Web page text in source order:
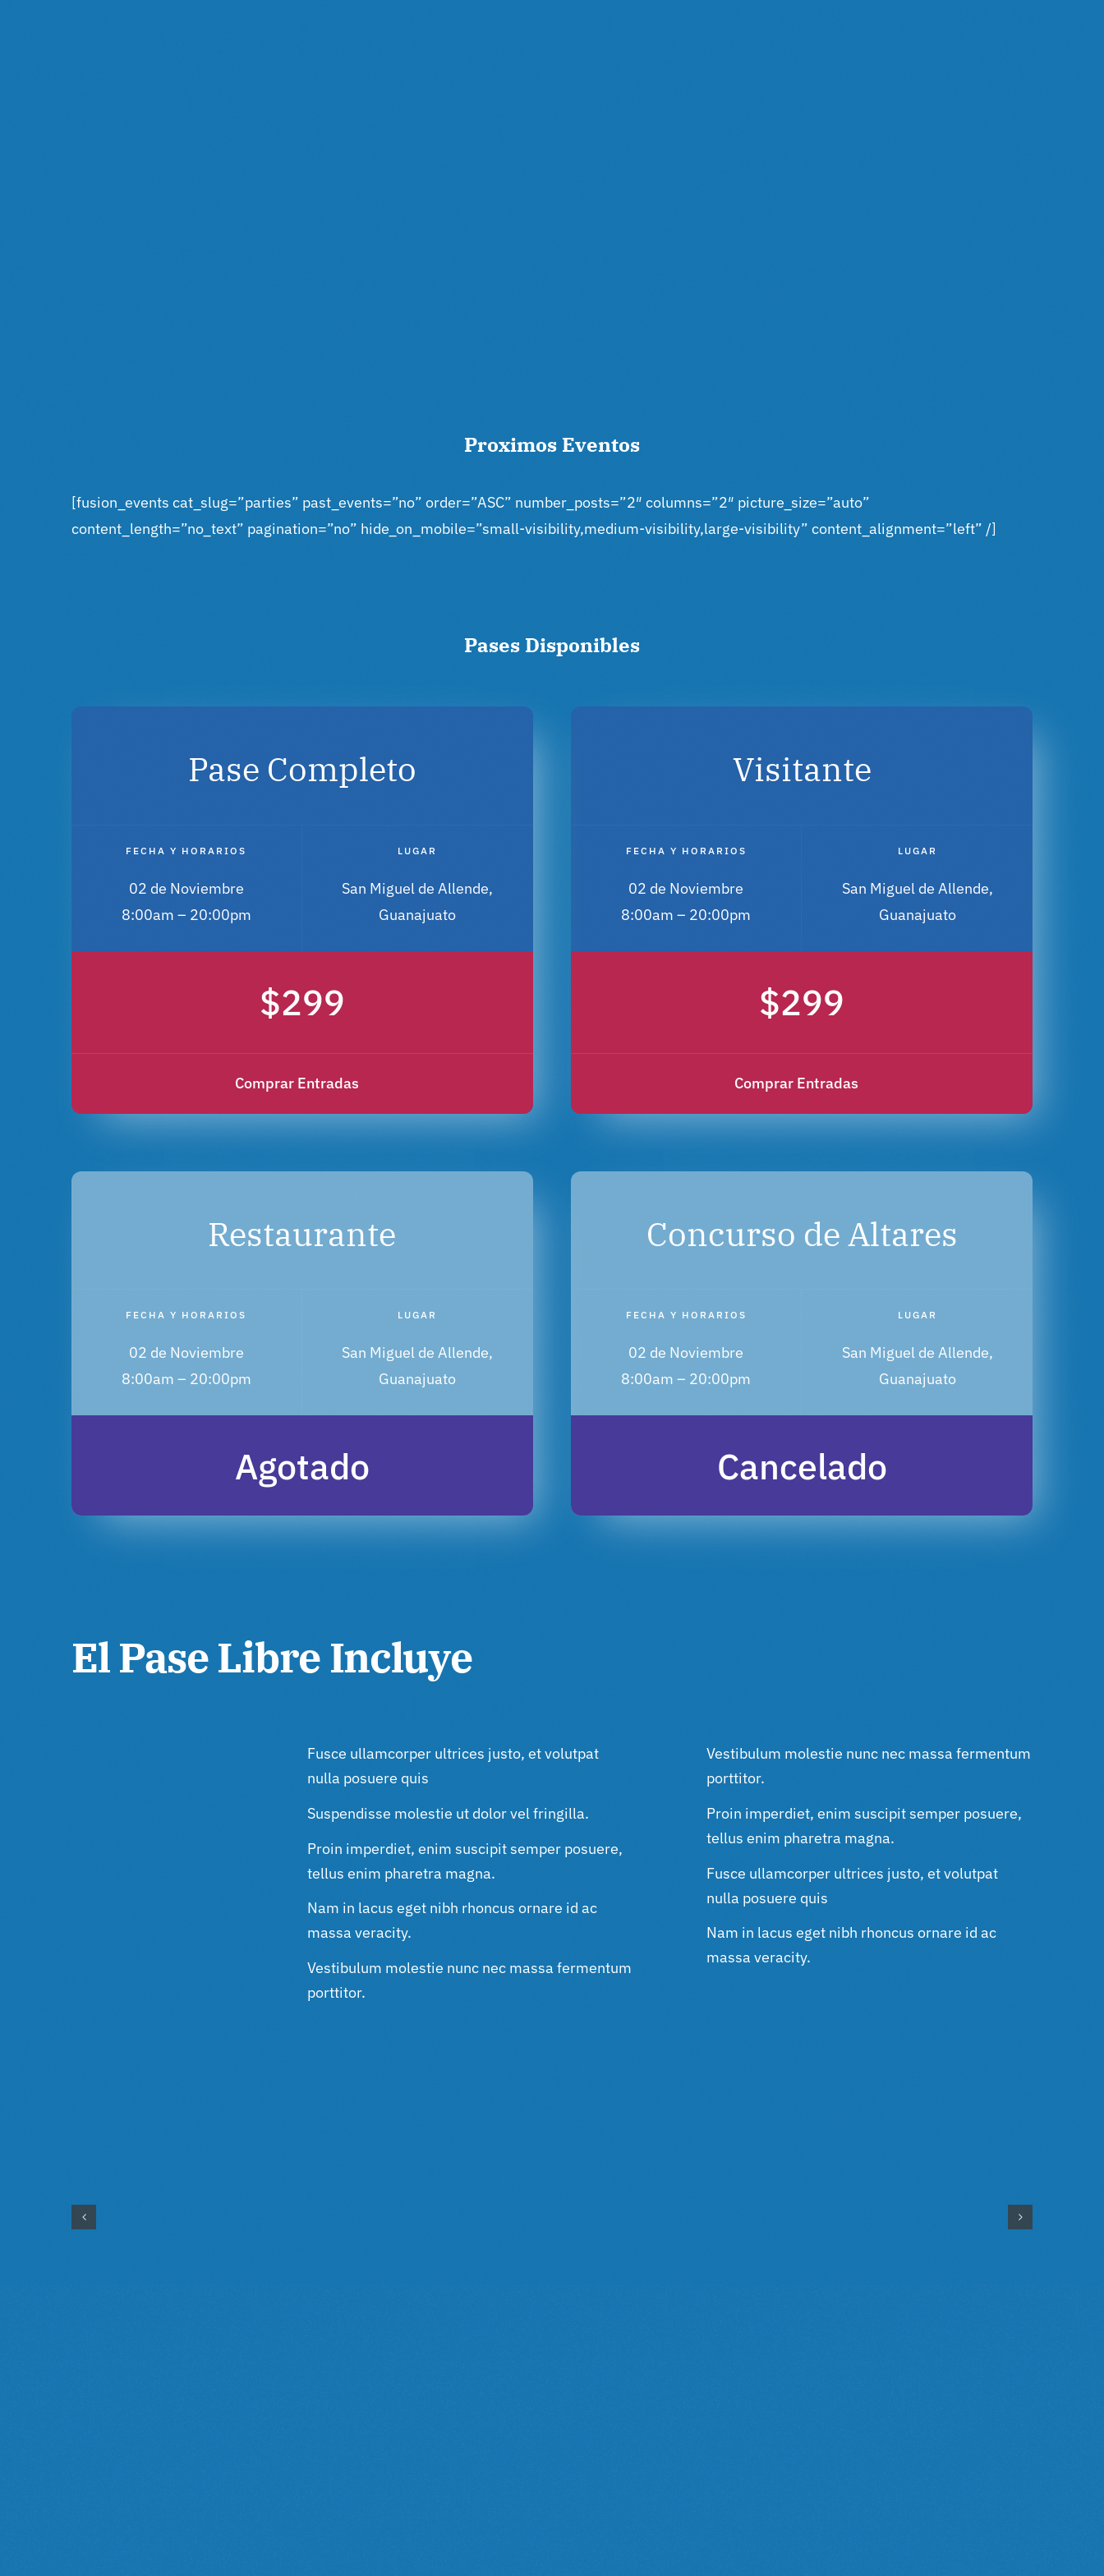
Proximos Eventos
[fusion_events cat_slug=”parties” past_events=”no” order=”ASC” number_posts=”2″ columns=”2″ picture_size=”auto”
content_length=”no_text” pagination=”no” hide_on_mobile=”small-visibility,medium-visibility,large-visibility” content_alignment=”left” /]
Pases Disponibles
Pase Completo
FECHA Y HORARIOS
02 de Noviembre
8:00am – 20:00pm
LUGAR
San Miguel de Allende,
Guanajuato
$299
Comprar Entradas
Visitante
FECHA Y HORARIOS
02 de Noviembre
8:00am – 20:00pm
LUGAR
San Miguel de Allende,
Guanajuato
$299
Comprar Entradas
Restaurante
FECHA Y HORARIOS
02 de Noviembre
8:00am – 20:00pm
LUGAR
San Miguel de Allende,
Guanajuato
Agotado
Concurso de Altares
FECHA Y HORARIOS
02 de Noviembre
8:00am – 20:00pm
LUGAR
San Miguel de Allende,
Guanajuato
Cancelado
El Pase Libre Incluye
Fusce ullamcorper ultrices justo, et volutpat
nulla posuere quis
Suspendisse molestie ut dolor vel fringilla.
Proin imperdiet, enim suscipit semper posuere,
tellus enim pharetra magna.
Nam in lacus eget nibh rhoncus ornare id ac
massa veracity.
Vestibulum molestie nunc nec massa fermentum
porttitor.
Vestibulum molestie nunc nec massa fermentum
porttitor.
Proin imperdiet, enim suscipit semper posuere,
tellus enim pharetra magna.
Fusce ullamcorper ultrices justo, et volutpat
nulla posuere quis
Nam in lacus eget nibh rhoncus ornare id ac
massa veracity.